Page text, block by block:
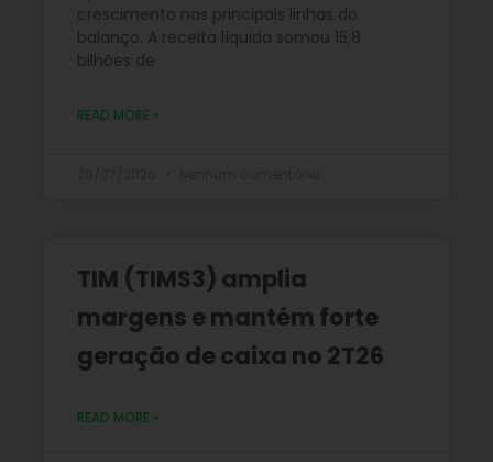
crescimento nas principais linhas do
balanço. A receita líquida somou 15,8
bilhões de
READ MORE »
TIM (TIMS3) amplia
margens e mantém forte
geração de caixa no 2T26
READ MORE »